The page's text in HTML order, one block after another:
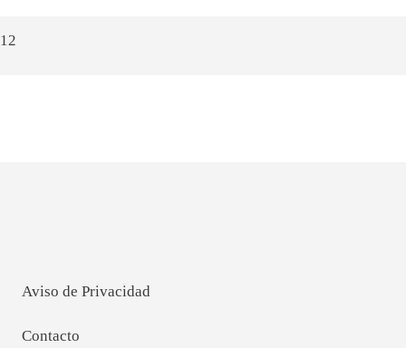
12
Aviso de Privacidad
Contacto